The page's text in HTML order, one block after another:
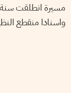
واسنادا منقطع